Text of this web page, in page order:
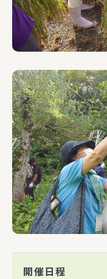
開催日程